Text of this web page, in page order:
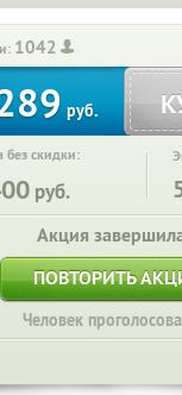
1042
руб.
без скидки:
руб.
Акция
ПОВТОРИТЬ
Человек